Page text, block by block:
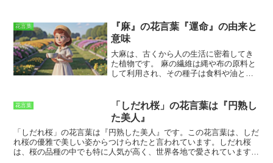
ります。桔梗の花は、離れていても、愛
する人を思い続ける気持ちを表現するの
に適した花です。
まるでレースのようにも見えます。この可憐な花姿が、恋愛の始まり
を連想させることから、「楽しい恋の訪れ」という花言葉がつけられ
たのでしょう。アスチルベは、恋の始まりを告げる花として、ギフト
などにも人気があります。 また、アスチルベの花言葉は恋愛だけでな
く、友情や家族愛など、さまざまなシーンに贈ることができる花で
す。大切な人へのプレゼントとして、アスチルベの花を贈ってみては
花言葉
『麻』の花言葉『運命』の由来と
意味
大麻は、古くから人の生活に密着してき
た植物です。
麻の繊維は縄や布の原料と
して利用され、その種子は食料や油とし
自の文化や歴史を育んできました。日本
では、縄文時代から麻の栽培が始まった
とされ、弥生時代には麻を使った布が作
られるようになりました。 麻は、日本で
は神聖な植物とされ、神社のしめ縄や神
輿の綱などの神事に使用されてきまし
花言葉
「しだれ桜」の花言葉は『円熟し
た美人』
「しだれ桜」の花言葉は『円熟した美人』です。この花言葉は、しだ
れ桜の優雅で美しい姿からつけられたと言われています。しだれ桜
は、桜の品種の中でも特に人気が高く、世界各地で愛されています。